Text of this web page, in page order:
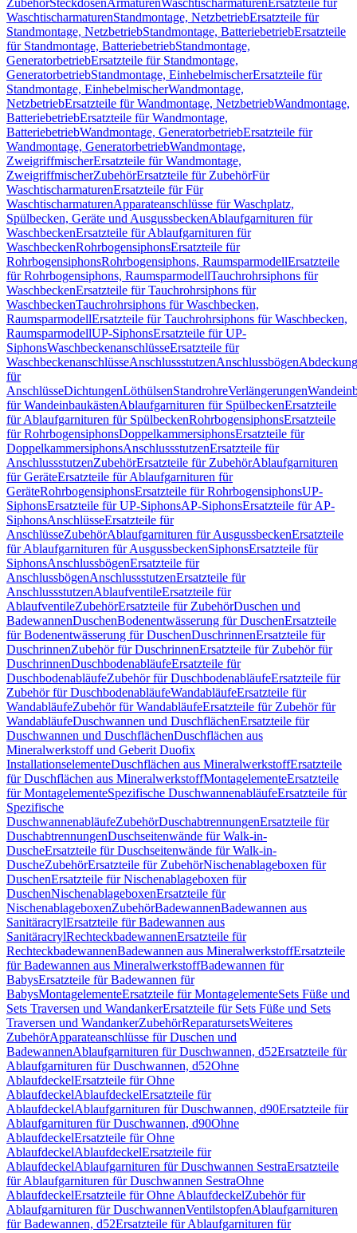
ZubehörSteckdosenArmaturenWaschtischarmaturen Ersatzteile für
WaschtischarmaturenStandmontage, NetzbetriebErsatzteile für
Standmontage, NetzbetriebStandmontage, BatteriebetriebErsatzteile
für Standmontage, BatteriebetriebStandmontage,
GeneratorbetriebErsatzteile für Standmontage,
GeneratorbetriebStandmontage, EinhebelmischerErsatzteile für
Standmontage, EinhebelmischerWandmontage,
NetzbetriebErsatzteile für Wandmontage, NetzbetriebWandmontage,
BatteriebetriebErsatzteile für Wandmontage,
BatteriebetriebWandmontage, GeneratorbetriebErsatzteile für
Wandmontage, GeneratorbetriebWandmontage,
ZweigriffmischerErsatzteile für Wandmontage,
ZweigriffmischerZubehörErsatzteile für ZubehörFür
WaschtischarmaturenErsatzteile für Für
WaschtischarmaturenApparateanschlüsse für Waschplatz,
Spülbecken, Geräte und AusgussbeckenAblaufgarnituren für
WaschbeckenErsatzteile für Ablaufgarnituren für
WaschbeckenRohrbogensiphonsErsatzteile für
RohrbogensiphonsRohrbogensiphons, RaumsparmodellErsatzteile
für Rohrbogensiphons, RaumsparmodellTauchrohrsiphons für
WaschbeckenErsatzteile für Tauchrohrsiphons für
WaschbeckenTauchrohrsiphons für Waschbecken,
RaumsparmodellErsatzteile für Tauchrohrsiphons für Waschbecken,
RaumsparmodellUP-SiphonsErsatzteile für UP-
SiphonsWaschbeckenanschlüsseErsatzteile für
WaschbeckenanschlüsseAnschlussstutzenAnschlussbögen
für
AnschlüsseDichtungenLöthülsenStandrohreVerlängerungen
für WandeinbaukästenAblaufgarnituren für SpülbeckenErsatzteile
für Ablaufgarnituren für SpülbeckenRohrbogensiphonsErsatzteile
für RohrbogensiphonsDoppelkammersiphonsErsatzteile für
DoppelkammersiphonsAnschlussstutzenErsatzteile für
AnschlussstutzenZubehörErsatzteile für ZubehörAblaufgarnituren
für GeräteErsatzteile für Ablaufgarnituren für
GeräteRohrbogensiphonsErsatzteile für RohrbogensiphonsUP-
SiphonsErsatzteile für UP-SiphonsAP-SiphonsErsatzteile für AP-
SiphonsAnschlüsseErsatzteile für
AnschlüsseZubehörAblaufgarnituren für AusgussbeckenErsatzteile
für Ablaufgarnituren für AusgussbeckenSiphonsErsatzteile für
SiphonsAnschlussbögenErsatzteile für
AnschlussbögenAnschlussstutzenErsatzteile für
AnschlussstutzenAblaufventileErsatzteile für
AblaufventileZubehörErsatzteile für ZubehörDuschen und
BadewannenDuschenBodenentwässerung für DuschenErsatzteile
für Bodenentwässerung für DuschenDuschrinnenErsatzteile für
DuschrinnenZubehör für DuschrinnenErsatzteile für Zubehör für
DuschrinnenDuschbodenabläufeErsatzteile für
DuschbodenabläufeZubehör für DuschbodenabläufeErsatzteile für
Zubehör für DuschbodenabläufeWandabläufeErsatzteile für
WandabläufeZubehör für WandabläufeErsatzteile für Zubehör für
WandabläufeDuschwannen und DuschflächenErsatzteile für
Duschwannen und DuschflächenDuschflächen aus
Mineralwerkstoff und Geberit Duofix
InstallationselementeDuschflächen aus MineralwerkstoffErsatzteile
für Duschflächen aus MineralwerkstoffMontagelementeErsatzteile
für MontagelementeSpezifische DuschwannenabläufeErsatzteile für
Spezifische
DuschwannenabläufeZubehörDuschabtrennungenErsatzteile für
DuschabtrennungenDuschseitenwände für Walk-in-
DuscheErsatzteile für Duschseitenwände für Walk-in-
DuscheZubehörErsatzteile für ZubehörNischenablageboxen für
DuschenErsatzteile für Nischenablageboxen für
DuschenNischenablageboxenErsatzteile für
NischenablageboxenZubehörBadewannenBadewannen aus
SanitäracrylErsatzteile für Badewannen aus
SanitäracrylRechteckbadewannenErsatzteile für
RechteckbadewannenBadewannen aus MineralwerkstoffErsatzteile
für Badewannen aus MineralwerkstoffBadewannen für
BabysErsatzteile für Badewannen für
BabysMontagelementeErsatzteile für MontagelementeSets Füße und
Sets Traversen und WandankerErsatzteile für Sets Füße und Sets
Traversen und WandankerZubehörReparatursetsWeiteres
ZubehörApparateanschlüsse für Duschen und
BadewannenAblaufgarnituren für Duschwannen, d52Ersatzteile für
Ablaufgarnituren für Duschwannen, d52Ohne
AblaufdeckelErsatzteile für Ohne
AblaufdeckelAblaufdeckelErsatzteile für
AblaufdeckelAblaufgarnituren für Duschwannen, d90Ersatzteile für
Ablaufgarnituren für Duschwannen, d90Ohne
AblaufdeckelErsatzteile für Ohne
AblaufdeckelAblaufdeckelErsatzteile für
AblaufdeckelAblaufgarnituren für Duschwannen SestraErsatzteile
für Ablaufgarnituren für Duschwannen SestraOhne
AblaufdeckelErsatzteile für Ohne AblaufdeckelZubehör für
Ablaufgarnituren für DuschwannenVentilstopfenAblaufgarnituren
für Badewannen, d52Ersatzteile für Ablaufgarnituren für